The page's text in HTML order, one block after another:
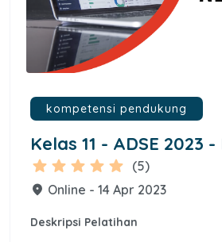
kompetensi pendukung
Kelas 11 - ADSE 2023
Ismundari Wildan
star star star star star (5)
place Online - 14 Apr 2023
Deskripsi Pelatihan